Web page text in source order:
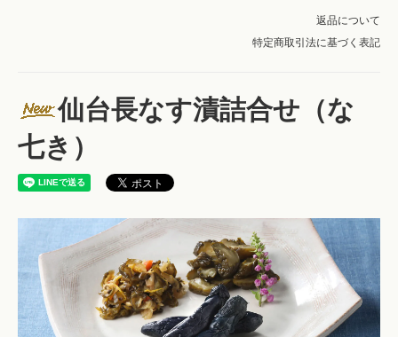
返品について
特定商取引法に基づく表記
仙台長なす漬詰合せ（な
七き）